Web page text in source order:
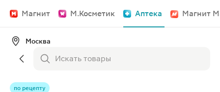
Магнит М.Косметик Аптека Магнит
Москва
по рецепту